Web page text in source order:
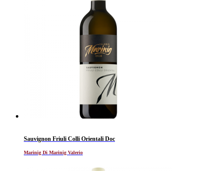
Sauvignon Friuli Colli Orientali Doc
Marinig Di Marinig Valerio